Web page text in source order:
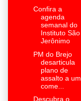
Confira a
agenda
semanal do
Instituto São
Jerônimo
PM do Brejo
desarticula
plano de
assalto a um
come...
Descubra o